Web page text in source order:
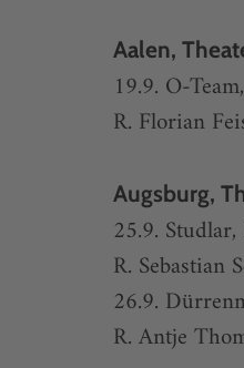
Aalen,
19.9. O-
R. Florian
Augsburg,
25.9.
R. Sebastian
26.9.
R. Antje